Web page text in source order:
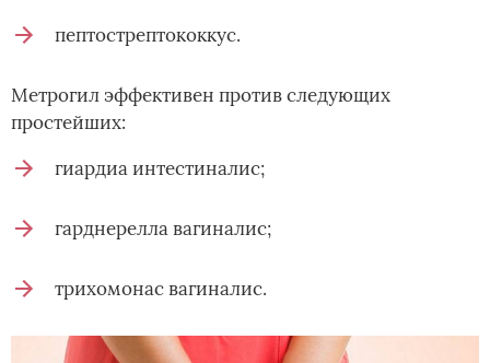
пептострептококкус.
Метрогил эффективен против следующих
простейших:
гиардиа интестиналис;
гарднерелла вагиналис;
трихомонас вагиналис.